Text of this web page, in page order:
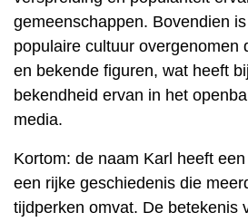
gemeenschappen. Bovendien
populaire cultuur overgenomen
en bekende figuren, wat heeft
bekendheid ervan in het
media.
Kortom: de naam Karl heeft
een rijke geschiedenis die
tijdperken omvat. De betekenis